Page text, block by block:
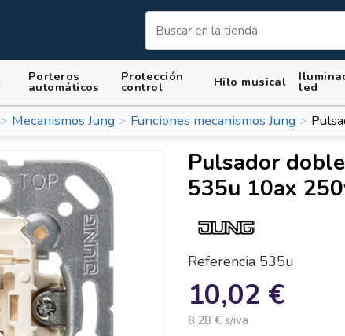
Porteros
automáticos
Protección
control Hilo musical led
Mecanismos Jung Funciones mecanismos Jung
Pulsador
535u 10ax
Referencia 535u
10,02 €
8,28 € s/iva